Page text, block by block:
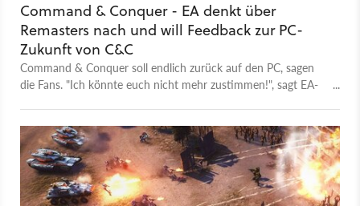
Command & Conquer - EA denkt über
Remasters nach und will Feedback zur PC-
Zukunft von C&C
Command & Conquer soll endlich zurück auf den PC, sagen
die Fans. "Ich könnte euch nicht mehr zustimmen!", sagt EA-